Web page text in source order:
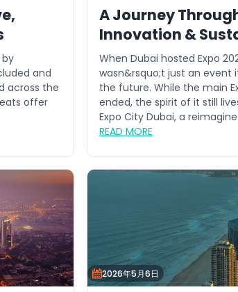
and
across the
offer
A Journey
Innovation &
Why This Summer
Time to Visit Expo
When Dubai hosted Expo
wasn&rsquo;t just an event
the future. While the main
ended, the spirit of it still
Expo City Dubai, a
READ MORE
2026年5月6日